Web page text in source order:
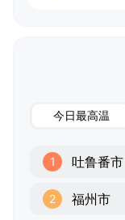
今日最高温
1 吐鲁番市
2 福州市